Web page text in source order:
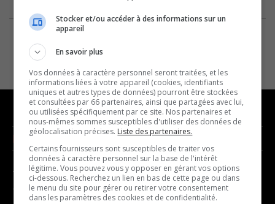
NOUVELLES
- Affaires municipales
- Communauté / Social
MUSIQUE
- Décompte franco
- Joué récemment
Stocker et/ou accéder à des informations sur un
appareil
En savoir plus
Vos données à caractère personnel seront traitées, et les
informations liées à votre appareil (cookies, identifiants
uniques et autres types de données) pourront être stockées
et consultées par 66 partenaires, ainsi que partagées avec lui,
ou utilisées spécifiquement par ce site. Nos partenaires et
nous-mêmes sommes susceptibles d'utiliser des données de
géolocalisation précises. Liste des partenaires.
Certains fournisseurs sont susceptibles de traiter vos
données à caractère personnel sur la base de l'intérêt
légitime. Vous pouvez vous y opposer en gérant vos options
ci-dessous. Recherchez un lien en bas de cette page ou dans
le menu du site pour gérer ou retirer votre consentement
dans les paramètres des cookies et de confidentialité.